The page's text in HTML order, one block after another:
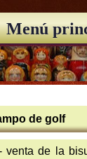
Menú
de golf
venta de la